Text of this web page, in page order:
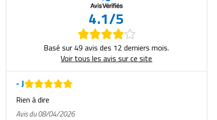
Matériel de musculation
Rôtisserie professionnelle
Sautause professionnelle
Table de cuisson professionnelle
Tables de préparation réfrigérées
Ustensile de cuisine
4.1/5
Basé sur 49 avis des 12 derniers mois.
Voir tous les avis sur ce site
- J
Rien à dire
Avis du 08/04/2026